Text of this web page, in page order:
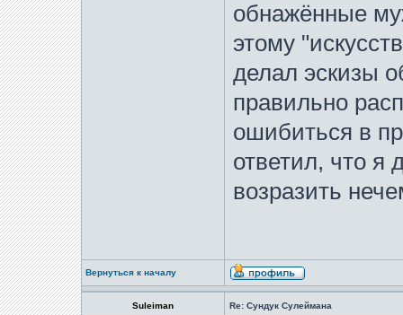
обнажённые
этому
делал эскизы
правильно
ошибиться в
ответил, что я
возразить
Вернуться к началу
Suleiman Re: Сундук Сулеймана